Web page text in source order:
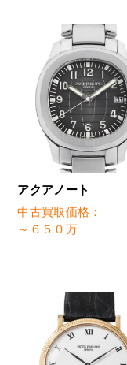
アクアノート
中古買取価格：
～６５０万